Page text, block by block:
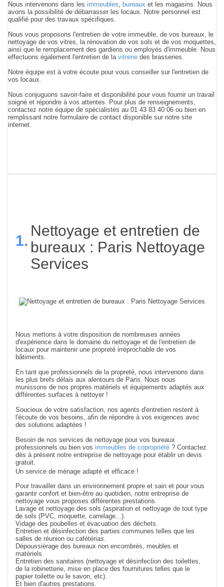
Nous intervenons dans les immeubles, bureaux et les magasins. Nous
avons la possibilité de débarrasser les locaux. Notre personnel est
qualifié pour des travaux spécifiques.
Nous vous proposons l'entretien de votre immeuble, de vos bureaux, le
nettoyage de vos vitres, la rénovation de vos sols et de vos moquettes,
ainsi que le remplacement des gardiens ou employés d'immeuble. Nous
effectuons également l'entretien de la vitrerie des brasseries.
Notre équipe est à votre écoute pour vous conseiller sur l'entretien de
vos locaux.
Nous conjuguons savoir-faire et disponibilité pour vous fournir un travail
soigné et répondre à vos attentes. Pour plus de renseignements,
contactez notre équipe de spécialistes au 01 43 83 40 06 ou bien en
remplissant notre formulaire de contact disponible sur notre site
internet.
1.
Nettoyage et entretien de
bureaux : Paris Nettoyage
Services
Nous mettons à votre disposition de nombreuses années
d'expérience dans le domaine du nettoyage et de l'entretien de
locaux pour maintenir une propreté irréprochable de vos
bâtiments.
En tant que professionnels de la propreté, nous intervenons dans
les plus brefs délais aux alentours de Paris. Nous nous
munissons de nos propres matériels et équipements adaptés aux
différentes surfaces à nettoyer !
Soucieux de votre satisfaction, nos agents d'entretien restent à
l'écoute de vos besoins, afin de répondre à vos exigences avec
des solutions adaptées !
Besoin de nos services de nettoyage pour vos bureaux
professionnels ou bien vos immeubles de copropriété ? Contactez
dès à présent notre entreprise de nettoyage pour établir un devis
gratuit.
Un service de ménage adapté et efficace !
Pour travailler dans un environnement propre et sain et pour vous
garantir confort et bien-être au quotidien, notre entreprise de
nettoyage vous proposes différentes prestations.
Lavage et nettoyage des sols (aspiration et nettoyage de tout type
de sols (PVC, moquette, carrelage...).
Vidage des poubelles et évacuation des déchets.
Entretien et désinfection des parties communes telles que les
salles de réunion ou cafétérias.
Dépoussiérage des bureaux non encombrés, meubles et
matériels.
Entretien des sanitaires (nettoyage et désinfection des toilettes,
de la robinetterie, mise en place des fournitures telles que le
papier toilette ou le savon, etc).
Et bien d'autres prestations.